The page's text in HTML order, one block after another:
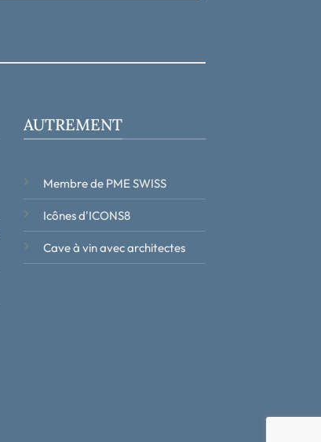
AUTREMENT
Membre de PME SWISS
Icônes d'ICONS8
Cave à vin avec architectes